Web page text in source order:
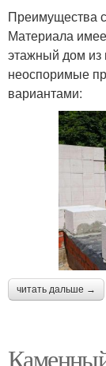
Преимущества
Материала
этажный дом из
неоспоримые
вариантами:
читать дальше →